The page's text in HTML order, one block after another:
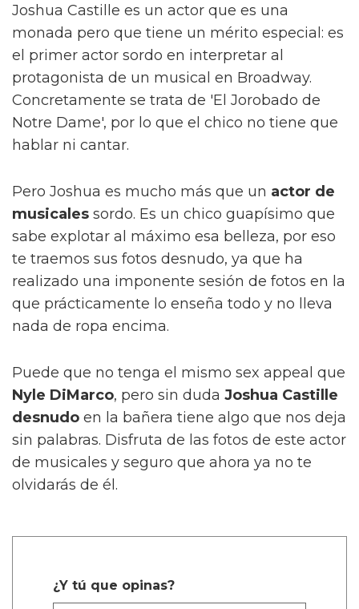
Joshua Castille es un actor que es una
monada pero que tiene un mérito especial: es
el primer actor sordo en interpretar al
protagonista de un musical en Broadway.
Concretamente se trata de 'El Jorobado de
Notre Dame', por lo que el chico no tiene que
hablar ni cantar.
Pero Joshua es mucho más que un actor de
musicales sordo. Es un chico guapísimo que
sabe explotar al máximo esa belleza, por eso
te traemos sus fotos desnudo, ya que ha
realizado una imponente sesión de fotos en la
que prácticamente lo enseña todo y no lleva
nada de ropa encima.
Puede que no tenga el mismo sex appeal que
Nyle DiMarco, pero sin duda Joshua Castille
desnudo en la bañera tiene algo que nos deja
sin palabras. Disfruta de las fotos de este actor
de musicales y seguro que ahora ya no te
olvidarás de él.
¿Y tú que opinas?